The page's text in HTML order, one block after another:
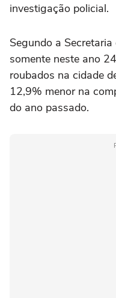
investigação policial.
Segundo a
somente neste ano
roubados na cidade
12,9% menor na
do ano passado.